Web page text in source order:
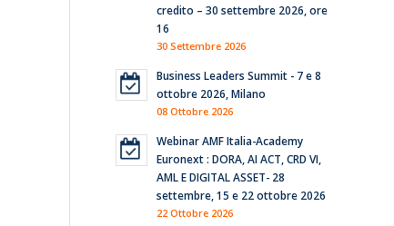
credito – 30 settembre 2026, ore
16
30 Settembre 2026
Business Leaders Summit - 7 e 8
ottobre 2026, Milano
08 Ottobre 2026
Webinar AMF Italia-Academy
Euronext : DORA, AI ACT, CRD VI,
AML E DIGITAL ASSET- 28
settembre, 15 e 22 ottobre 2026
22 Ottobre 2026